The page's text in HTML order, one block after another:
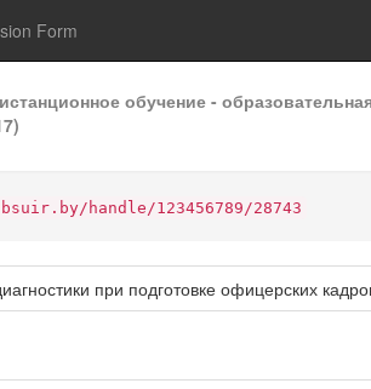
Form
обучение -
handle/123456789/28743
при подготовке офицерских